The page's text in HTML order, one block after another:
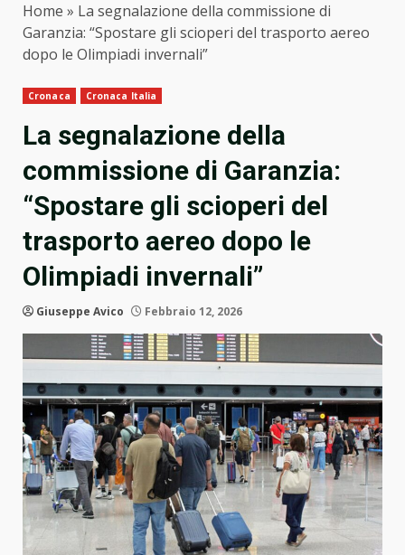
Home » La segnalazione della commissione di
Garanzia: “Spostare gli scioperi del trasporto aereo
dopo le Olimpiadi invernali”
Cronaca Cronaca Italia
La segnalazione della
commissione di Garanzia:
“Spostare gli scioperi del
trasporto aereo dopo le
Olimpiadi invernali”
Giuseppe Avico Febbraio 12, 2026